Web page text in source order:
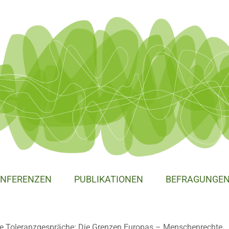
PUBLIKATIONEN BEFRAGUNGEN